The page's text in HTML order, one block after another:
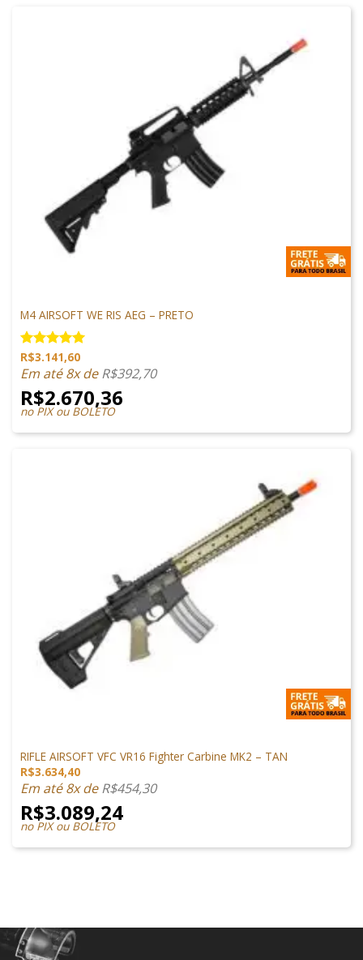
M4 AIRSOFT WE RIS AEG – PRETO
Avaliação
5.00 de 5
R$3.141,60
Em até 8x deR$392,70
R$2.670,36
no PIX ou BOLETO
RIFLE AIRSOFT VFC VR16 Fighter Carbine MK2 – TAN
R$3.634,40
Em até 8x deR$454,30
R$3.089,24
no PIX ou BOLETO